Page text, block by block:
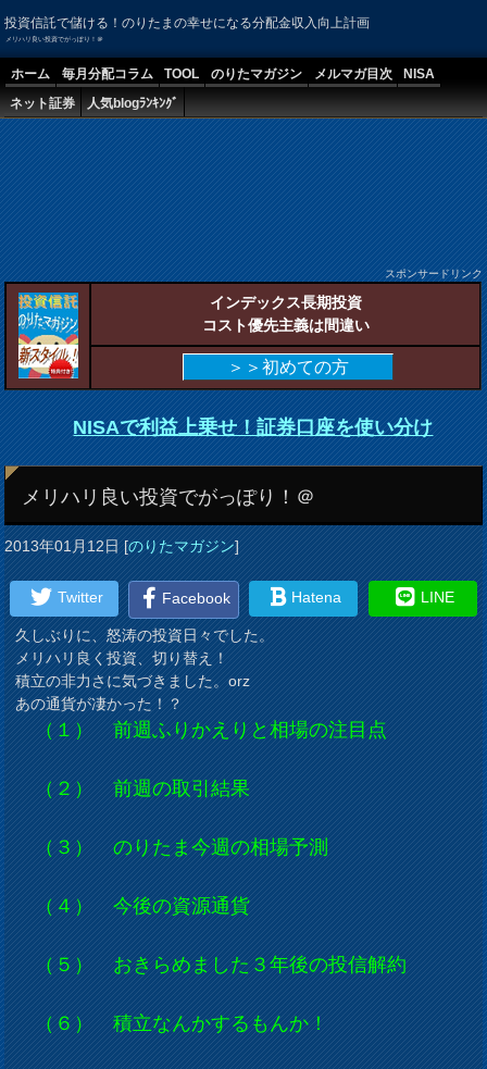
投資信託で儲ける！のりたまの幸せになる分配金収入向上計画
メリハリ良い投資でがっぽり！＠
ホーム 毎月分配コラム TOOL のりたマガジン メルマガ目次
NISA
ネット証券
人気blogﾗﾝｷﾝｸﾞ
スポンサードリンク
インデックス長期投資
コスト優先主義は間違い
＞＞初めての方
NISAで利益上乗せ！証券口座を使い分け
メリハリ良い投資でがっぽり！＠
2013年01月12日[のりたマガジン]
Twitter Facebook Hatena LINE
久しぶりに、怒涛の投資日々でした。
メリハリ良く投資、切り替え！
積立の非力さに気づきました。orz
あの通貨が凄かった！？
（１） 前週ふりかえりと相場の注目点
（２） 前週の取引結果
（３） のりたま今週の相場予測
（４） 今後の資源通貨
（５） おきらめました３年後の投信解約
（６） 積立なんかするもんか！